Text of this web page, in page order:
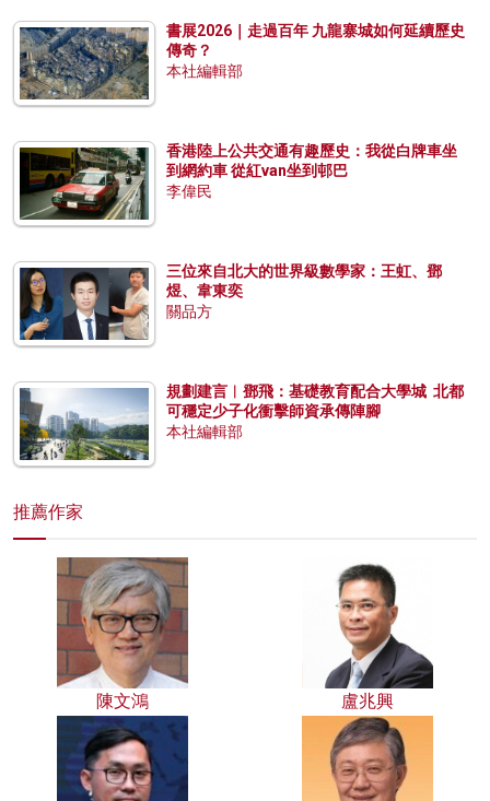
書展2026｜走過百年 九龍寨城如何延續歷史
傳奇？
本社編輯部
香港陸上公共交通有趣歷史：我從白牌車坐
到網約車 從紅van坐到邨巴
李偉民
三位來自北大的世界級數學家：王虹、鄧
煜、韋東奕
關品方
規劃建言︱鄧飛：基礎教育配合大學城 北都
可穩定少子化衝擊師資承傳陣腳
本社編輯部
推薦作家
陳文鴻 盧兆興